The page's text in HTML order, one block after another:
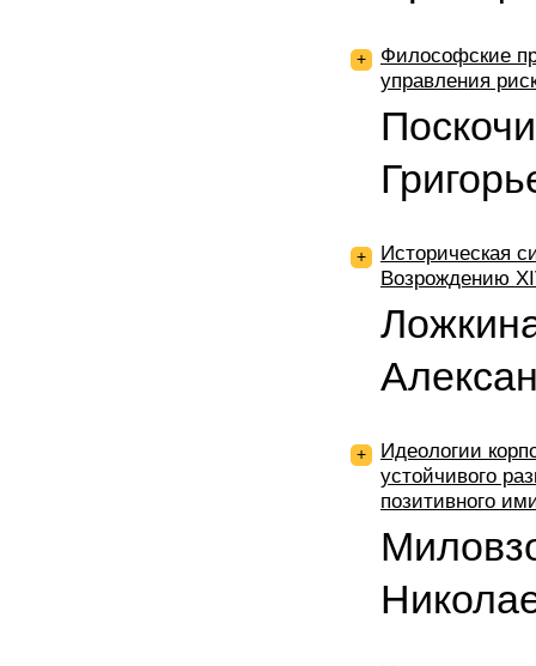
+
Философские
управления
+
Историческая
Возрождению
+
Идеологии
устойчивого
позитивного